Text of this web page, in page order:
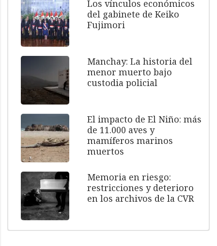
Los vínculos económicos
del gabinete de Keiko
Fujimori
Manchay: La historia del
menor muerto bajo
custodia policial
El impacto de El Niño: más
de 11.000 aves y
mamíferos marinos
muertos
Memoria en riesgo:
restricciones y deterioro
en los archivos de la CVR